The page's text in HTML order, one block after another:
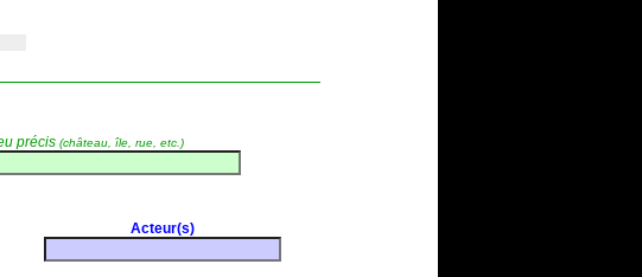
précis (château, île, rue, etc.)
Acteur(s)